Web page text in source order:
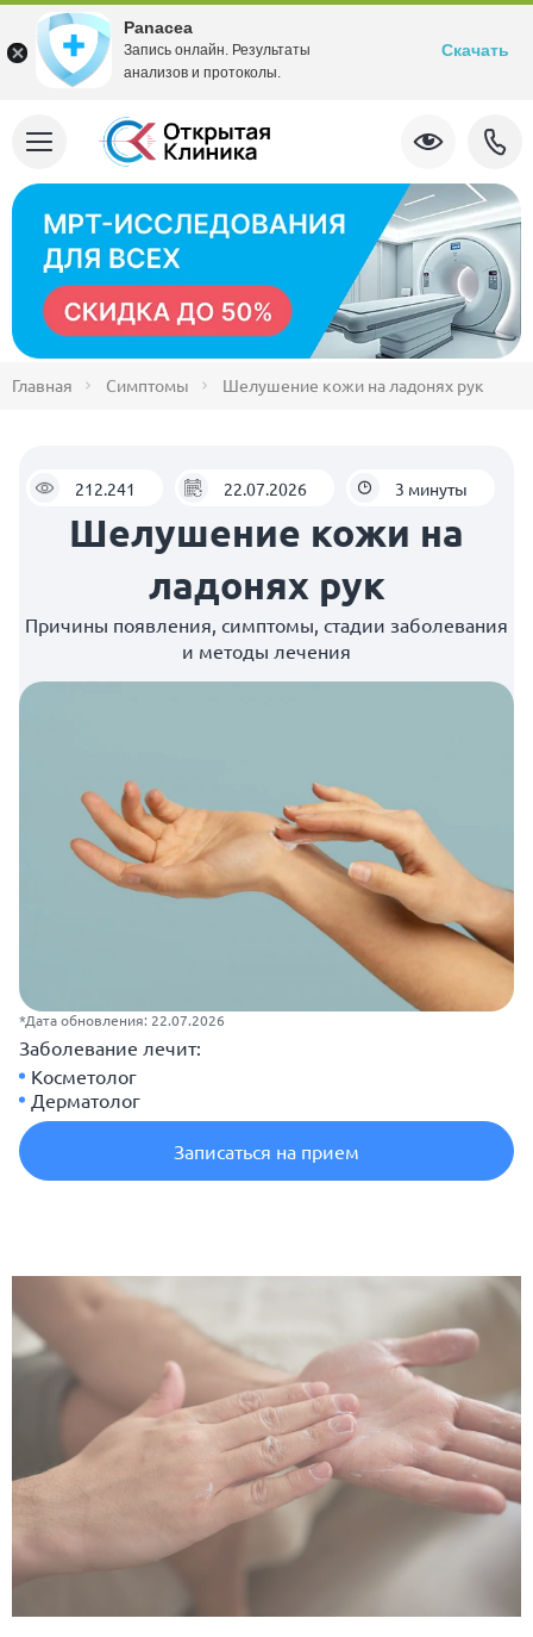
Главная Симптомы Шелушение кожи на ладонях рук
212.241 22.07.2026 3 минуты
Шелушение кожи на
ладонях рук
Причины появления, симптомы, стадии заболевания
и методы лечения
*Дата обновления: 22.07.2026
Заболевание лечит:
Косметолог
Дерматолог
Записаться на прием
Panacea
Запись онлайн. Результаты
анализов и протоколы.
Скачать